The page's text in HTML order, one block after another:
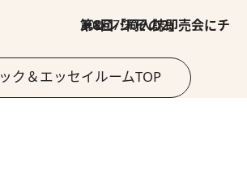
2026.7.30
第8回「同人誌即売会にチャレンジ その2」
ク＆エッセイルームTOP